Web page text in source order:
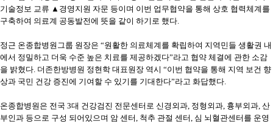
기술정보 교류 ▲경영지원 자문 등이며 이번 업무협약을 통해 상호 협력체계를
구축하여 의료계 공동발전에 뜻을 같이 하기로 했다.
정근 온종합병원그룹 원장은 “원활한 의료체계를 확립하여 지역민들 생활권 내
에서 정밀하고 더욱 수준 높은 치료를 제공하겠다”라고 협약 체결에 관한 소감
을 밝혔다. 더존한방병원 정현학 대표원장 역시 “이번 협약을 통해 지역 보건 향
상과 국민 건강 증진에 기여할 수 있기를 기대한다”라고 화답했다.
온종합병원은 전국 3대 건강검진 전문센터로 신경외과, 정형외과, 흉부외과, 산
부인과 등으로 구성 되어있으며 암 센터, 척추 관절 센터, 심 뇌혈관센터를 운영